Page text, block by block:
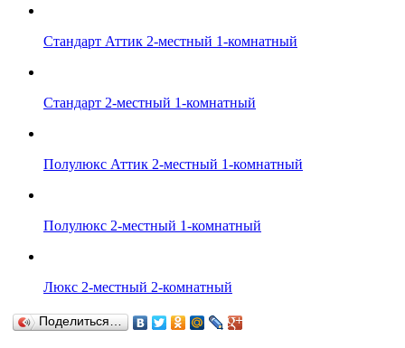
Стандарт Аттик 2-местный 1-комнатный
Стандарт 2-местный 1-комнатный
Полулюкс Аттик 2-местный 1-комнатный
Полулюкс 2-местный 1-комнатный
Люкс 2-местный 2-комнатный
Поделиться…